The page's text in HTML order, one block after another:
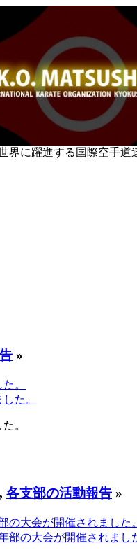
に躍進する国際空手道
»
。
。
, 各支部の活動報告 »
の大会が開催されました。